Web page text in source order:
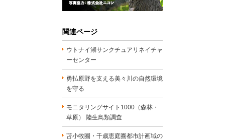
関連ページ
ウトナイ湖サンクチュアリネイチャ
ーセンター
勇払原野を支える美々川の自然環境
を守る
モニタリングサイト1000（森林・
草原） 陸生鳥類調査
苫小牧圏・千歳恵庭圏都市計画域の